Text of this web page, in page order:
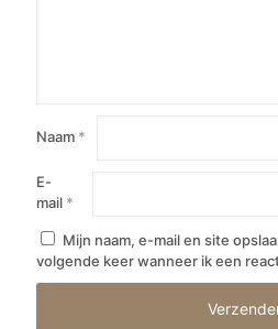
Naam *
E-
mail *
Mijn naam, e-mail en site
volgende keer wanneer ik een